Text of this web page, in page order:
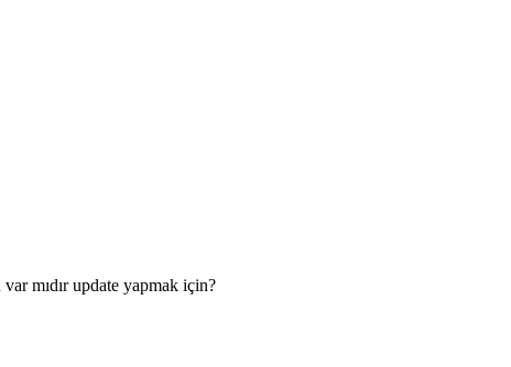
mıdır update yapmak için?